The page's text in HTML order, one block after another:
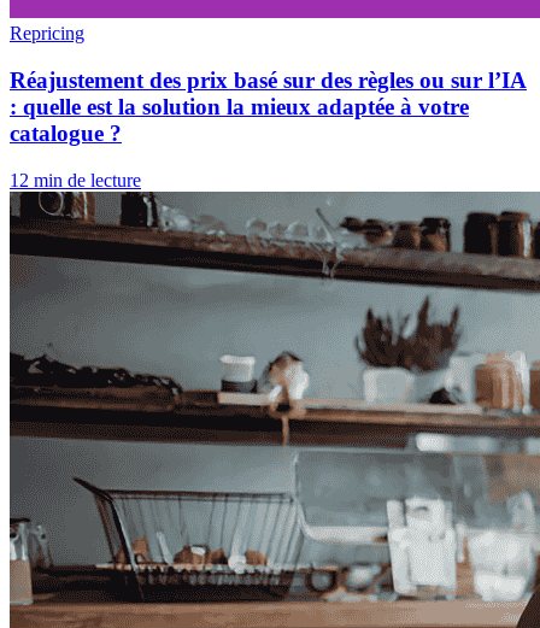
Repricing
Réajustement des prix basé sur des règles ou sur l’IA
: quelle est la solution la mieux adaptée à votre
catalogue ?
12 min de lecture